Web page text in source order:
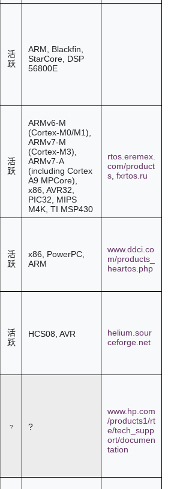
活
跃
ARM, Blackfin,
StarCore, DSP
56800E
活
跃
ARMv6-M
(Cortex-M0/M1),
ARMv7-M
(Cortex-M3),
ARMv7-A
(including Cortex
A9 MPCore),
x86, AVR32,
PIC32, MIPS
M4K, TI MSP430
rtos.eremex.
com/product
s fxrtos.ru
活
跃
x86, PowerPC,
ARM
www.ddci.co
m/products_
heartos.php
活
跃
HCS08, AVR
helium.sour
ceforge.net
? ?
www.hp.com
/products1/rt
e/tech_supp
ort/documen
tation